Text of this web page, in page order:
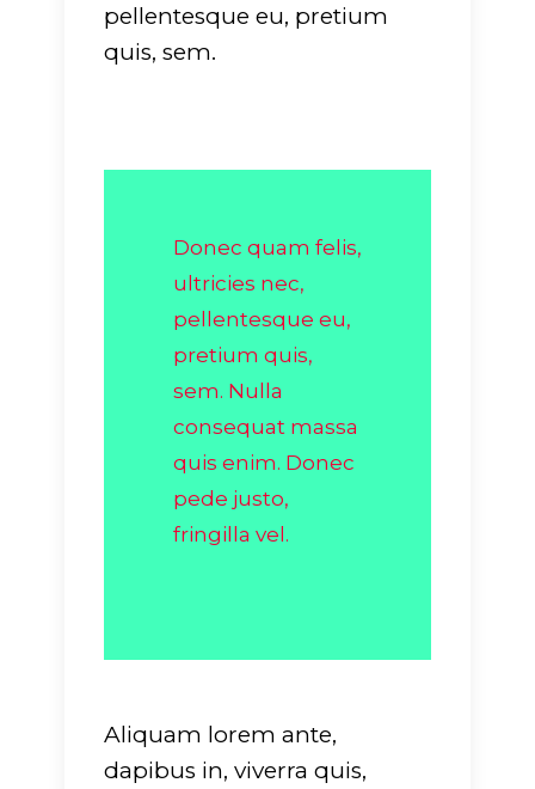
pellentesque eu, pretium
quis, sem.
Donec quam felis,
ultricies nec,
pellentesque eu,
pretium quis,
sem. Nulla
consequat massa
quis enim. Donec
pede justo,
fringilla vel.
Aliquam lorem ante,
dapibus in, viverra quis,